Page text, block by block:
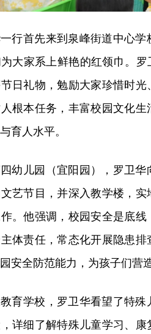
行首先来到泉峰街道中心
大家系上鲜艳的红领巾。
日礼物，勉励大家珍惜时
根本任务，丰富校园文化
育人水平。
幼儿园（宜阳园），罗卫
艺节目，并深入教学楼，
。他强调，校园安全是底
体责任，常态化开展隐患
安全防范能力，为孩子们营
育学校，罗卫华看望了特殊
详细了解特殊儿童学习、